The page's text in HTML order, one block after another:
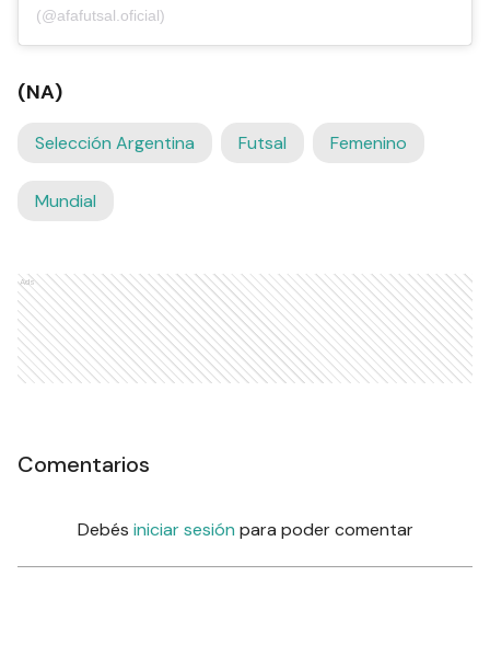
(@afafutsal.oficial)
(NA)
Selección Argentina Futsal Femenino
Mundial
Ads
Comentarios
Debés iniciar sesión para poder comentar